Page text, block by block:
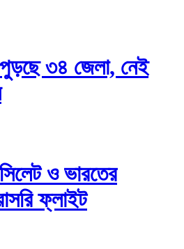
পুড়ছে ৩৪ জেলা, নেই
ও ভারতের
ফ্লাইট